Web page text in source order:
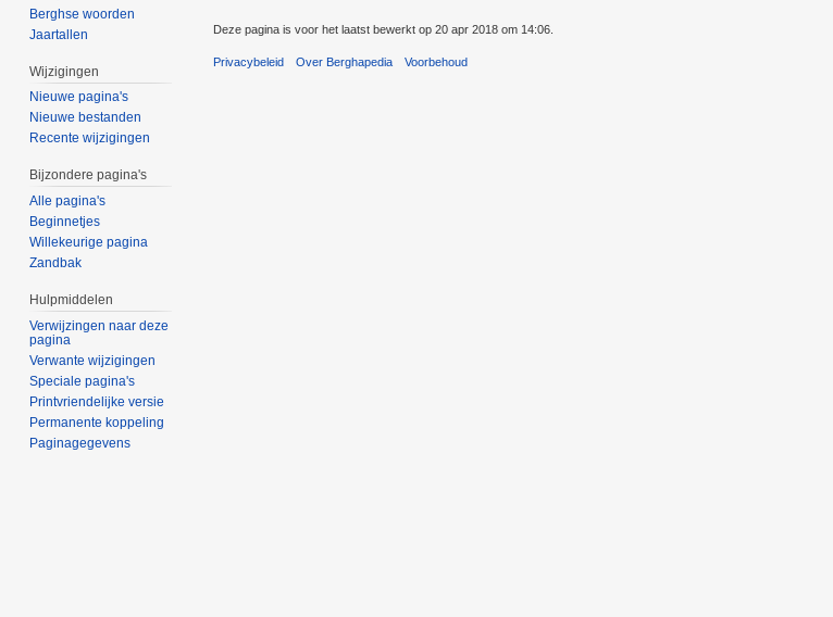
Berghse woorden
Jaartallen
Wijzigingen
Nieuwe pagina's
Nieuwe bestanden
Recente wijzigingen
Bijzondere pagina's
Alle pagina's
Beginnetjes
Willekeurige pagina
Zandbak
Hulpmiddelen
Verwijzingen naar deze
pagina
Verwante wijzigingen
Speciale pagina's
Printvriendelijke versie
Permanente koppeling
Paginagegevens
Deze pagina is voor het laatst bewerkt op 20 apr 2018 om 14:06.
Privacybeleid Over Berghapedia Voorbehoud